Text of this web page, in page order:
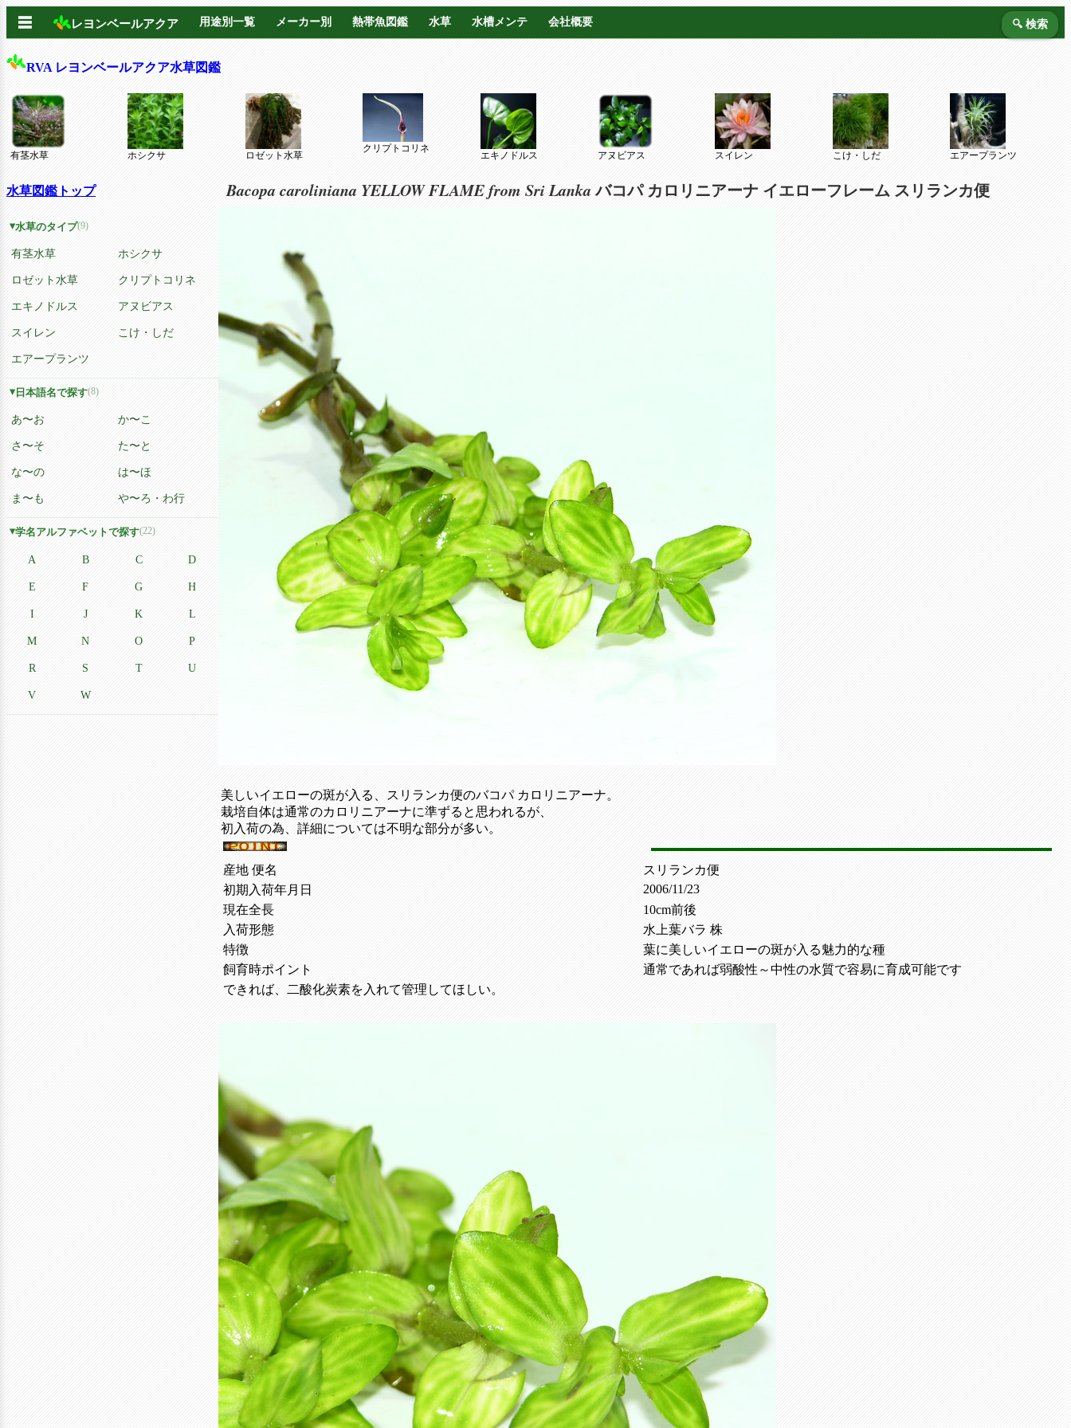
☰ レヨンベールアクア 用途別一覧 メーカー別 熱帯魚図鑑 水草 水槽メンテ 会社概要 🔍 検索
RVA レヨンベールアクア水草図鑑
有茎水草 ホシクサ ロゼット水草
クリプトコリネ
エキノドルス アヌビアス スイレン こけ・しだ エアープランツ
Bacopa caroliniana YELLOW FLAME from Sri Lanka バコパ カロリニアーナ イエローフレーム スリランカ便
美しいイエローの斑が入る、スリランカ便のバコパ カロリニアーナ。
栽培自体は通常のカロリニアーナに準ずると思われるが、
初入荷の為、詳細については不明な部分が多い。
産地 便名
スリランカ便
初期入荷年月日
2006/11/23
現在全長
10cm前後
入荷形態
水上葉バラ 株
特徴
葉に美しいイエローの斑が入る魅力的な種
飼育時ポイント
通常であれば弱酸性～中性の水質で容易に育成可能です
できれば、二酸化炭素を入れて管理してほしい。
水草図鑑トップ
水草のタイプ(9)
有茎水草 ホシクサ
ロゼット水草 クリプトコリネ
エキノドルス アヌビアス
スイレン こけ・しだ
エアープランツ
日本語名で探す(8)
あ〜お か〜こ
さ〜そ た〜と
な〜の は〜ほ
ま〜も や〜ろ・わ行
学名アルファベットで探す(22)
A B C D
E F G H
I J K L
M N O P
R S T U
V W